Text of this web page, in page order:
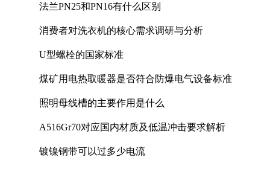
法兰PN25和PN16有什么区别
消费者对洗衣机的核心需求调研与分析
U型螺栓的国家标准
煤矿用电热取暖器是否符合防爆电气设备标准
照明母线槽的主要作用是什么
A516Gr70对应国内材质及低温冲击要求解析
镀镍钢带可以过多少电流